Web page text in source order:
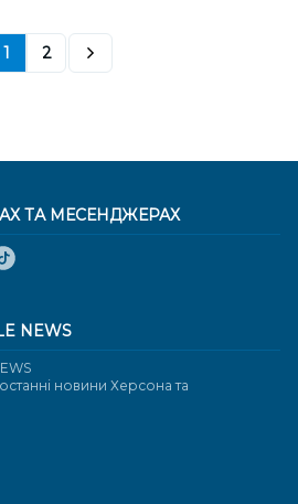
1 2
ТА МЕСЕНДЖЕРАХ
NEWS
новини Херсона та